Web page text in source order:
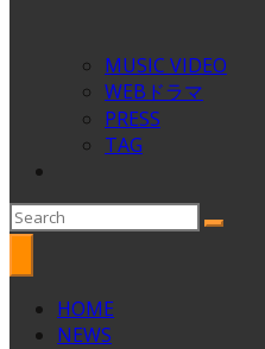
MUSIC VIDEO
WEBドラマ
PRESS
TAG
HOME
NEWS